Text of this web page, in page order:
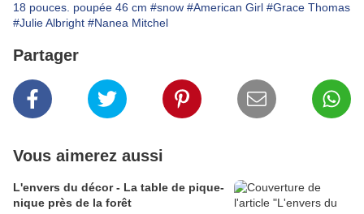
18 pouces. poupée 46 cm #snow #American Girl #Grace Thomas
#Julie Albright #Nanea Mitchel
Partager
Vous aimerez aussi
L'envers du décor - La table de pique-
nique près de la forêt